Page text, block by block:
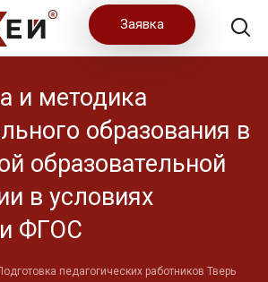
Заявка
и методика
образования в
образовательной
в условиях
ФГОС
педагогических работников Тверь